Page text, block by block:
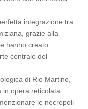
integrazione tra
grazie alla
hanno creato
centrale del
di Rio Martino,
opera reticolata.
le necropoli